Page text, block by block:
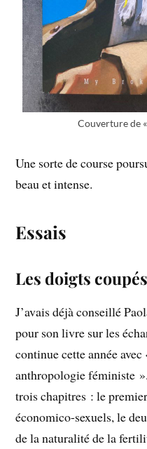
Couverture de
Une sorte de course
beau et intense.
Essais
Les doigts
J’avais déjà conseillé
pour son livre sur les
continue cette année
anthropologie féministe
trois chapitres : le
économico-sexuels, le
de la naturalité de la